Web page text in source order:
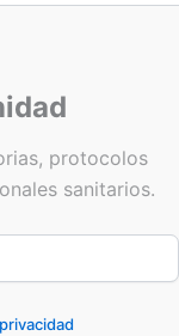
protocolos
sanitarios.